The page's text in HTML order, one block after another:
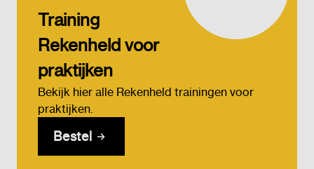
Training
Rekenheld voor
praktijken
Bekijk hier alle Rekenheld trainingen voor
praktijken.
Bestel